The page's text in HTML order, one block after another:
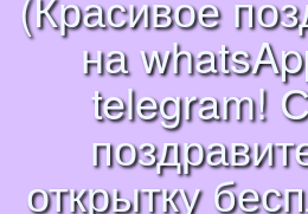
на
telegram!
открытку